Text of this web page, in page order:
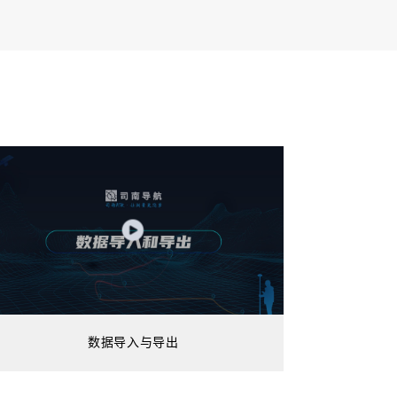
数据导入与导出